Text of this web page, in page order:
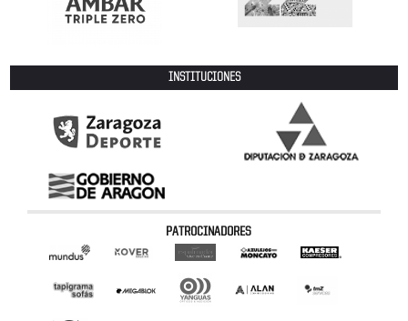
INSTITUCIONES
PATROCINADORES